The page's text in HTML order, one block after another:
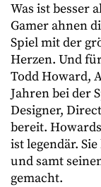
Was ist besser
Gamer ahnen
Spiel mit der
Herzen. Und
Todd Howard,
Jahren bei der
Designer,
bereit.
ist legendär.
und samt
gemacht.